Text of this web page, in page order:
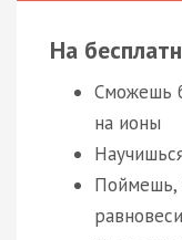
На
Сможешь
на ионы
Поймешь,